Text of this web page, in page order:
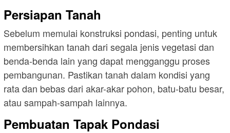
Persiapan Tanah
Sebelum memulai konstruksi pondasi, penting untuk
membersihkan tanah dari segala jenis vegetasi dan
benda-benda lain yang dapat mengganggu proses
pembangunan. Pastikan tanah dalam kondisi yang
rata dan bebas dari akar-akar pohon, batu-batu besar,
atau sampah-sampah lainnya.
Pembuatan Tapak Pondasi